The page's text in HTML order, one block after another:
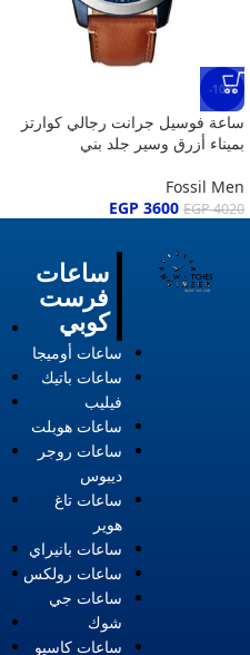
-10%
ساعة فوسيل جرانت رجالي كوارتز
بميناء أزرق وسير جلد بني
Fossil Men
EGP4020
EGP 3600
ساعات
فرست
كوبي
ساعات أوميجا
ساعات باتيك
فيليب
ساعات هوبلت
ساعات روجر
ديبوس
ساعات تاغ
هوير
ساعات بانيراي
ساعات رولكس
ساعات جي
شوك
ساعات كاسيو